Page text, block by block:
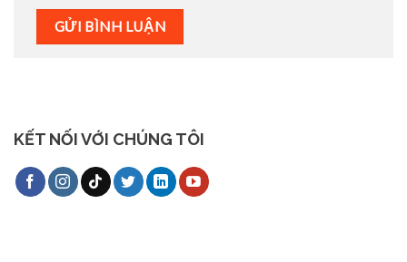
KẾT NỐI VỚI CHÚNG TÔI